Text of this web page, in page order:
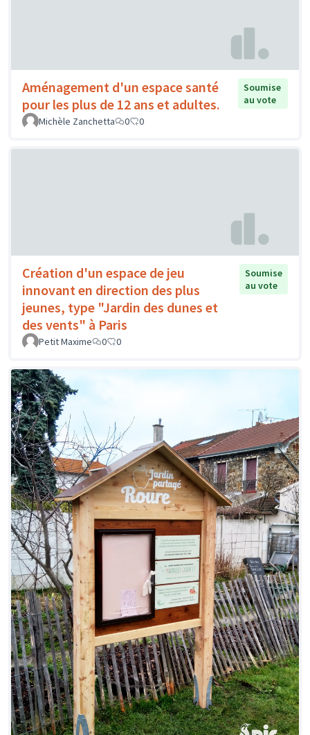
Aménagement d'un espace santé
pour les plus de 12 ans et adultes.
Soumise
au vote
Michèle Zanchetta
0 0
Création d'un espace de jeu
innovant en direction des plus
jeunes, type "Jardin des dunes et
des vents" à Paris
Soumise
au vote
Petit Maxime 0 0